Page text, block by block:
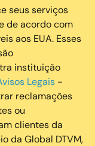
seus serviços
de acordo com
aos EUA. Esses
instituição
Legais -
reclamações
ou
clientes da
da Global DTVM,